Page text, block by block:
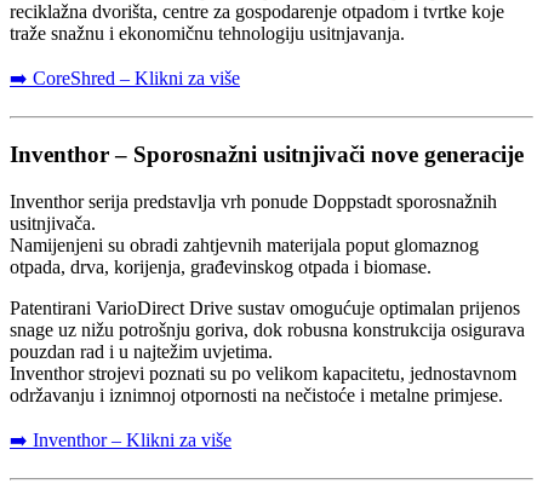
reciklažna dvorišta, centre za gospodarenje otpadom i tvrtke koje
traže snažnu i ekonomičnu tehnologiju usitnjavanja.
➡️ CoreShred – Klikni za više
Inventhor – Sporosnažni usitnjivači nove generacije
Inventhor serija predstavlja vrh ponude Doppstadt sporosnažnih
usitnjivača.
Namijenjeni su obradi zahtjevnih materijala poput glomaznog
otpada, drva, korijenja, građevinskog otpada i biomase.
Patentirani VarioDirect Drive sustav omogućuje optimalan prijenos
snage uz nižu potrošnju goriva, dok robusna konstrukcija osigurava
pouzdan rad i u najtežim uvjetima.
Inventhor strojevi poznati su po velikom kapacitetu, jednostavnom
održavanju i iznimnoj otpornosti na nečistoće i metalne primjese.
➡️ Inventhor – Klikni za više